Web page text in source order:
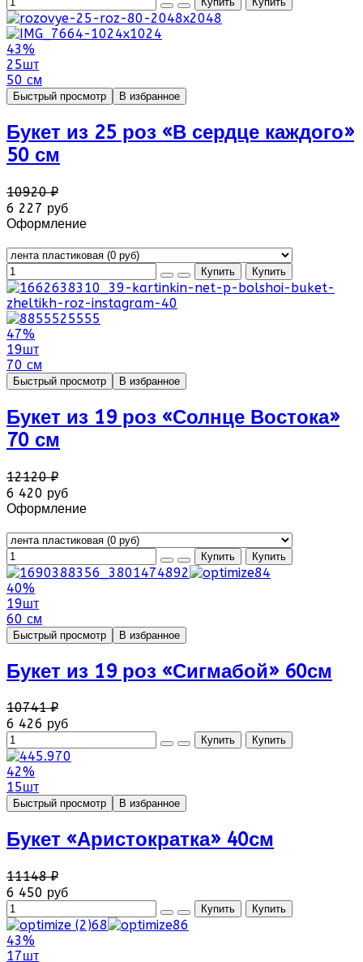
43%
25шт
50 см
Быстрый просмотр В избранное
Букет из 25 роз «В сердце каждого»
50 см
10920 ₽
6 227 руб
Оформление
47%
19шт
70 см
Быстрый просмотр В избранное
Букет из 19 роз «Солнце Востока»
70 см
12120 ₽
6 420 руб
Оформление
40%
19шт
60 см
Быстрый просмотр В избранное
Букет из 19 роз «Сигмабой» 60см
10741 ₽
6 426 руб
42%
15шт
Быстрый просмотр В избранное
Букет «Аристократка» 40см
11148 ₽
6 450 руб
43%
17шт